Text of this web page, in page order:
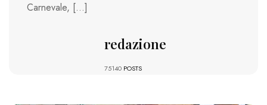
Carnevale, […]
redazione
75140 POSTS